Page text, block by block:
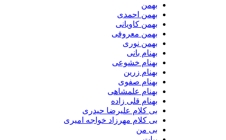
بهمن احمدی
بهمن کاویانی
بهمن معروفی
بهمن نوری
بهنام بانی
بهنام خشوعی
بهنام زرین
بهنام صفوی
بهنام علمشاهی
بهنام قلی زاده
بی کلام علیرضا حیدری
بی کلام مهرزاد خواجه امیری